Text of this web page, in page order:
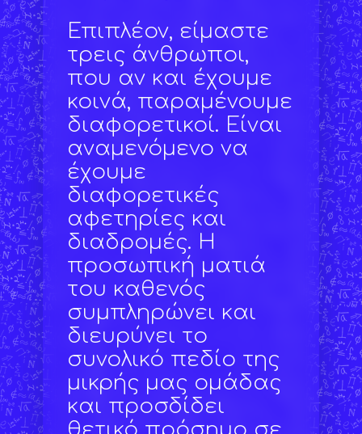
Επιπλέον, είμαστε
τρεις άνθρωποι,
που αν και έχουμε
κοινά, παραμένουμε
διαφορετικοί. Είναι
αναμενόμενο να
έχουμε
διαφορετικές
αφετηρίες και
διαδρομές. Η
προσωπική ματιά
του καθενός
συμπληρώνει και
διευρύνει το
συνολικό πεδίο της
μικρής μας ομάδας
και προσδίδει